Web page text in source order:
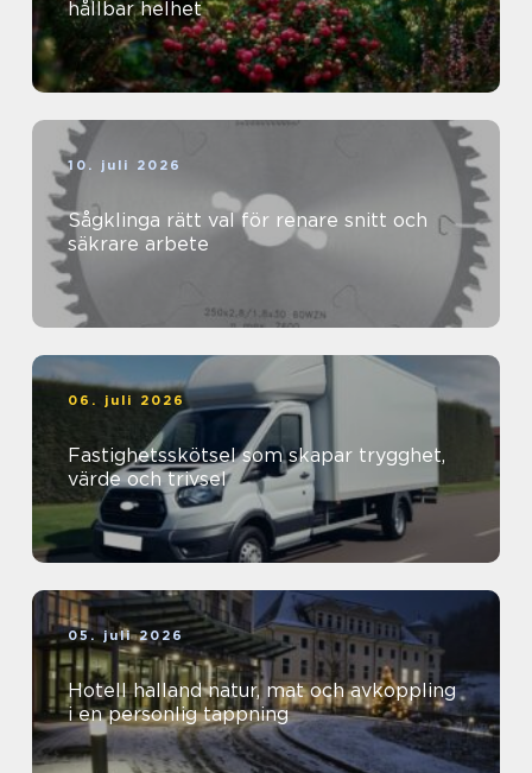
hållbar helhet
10. juli 2026
Sågklinga rätt val för renare snitt och
säkrare arbete
06. juli 2026
Fastighetsskötsel som skapar trygghet,
värde och trivsel
05. juli 2026
Hotell halland natur, mat och avkoppling
i en personlig tappning